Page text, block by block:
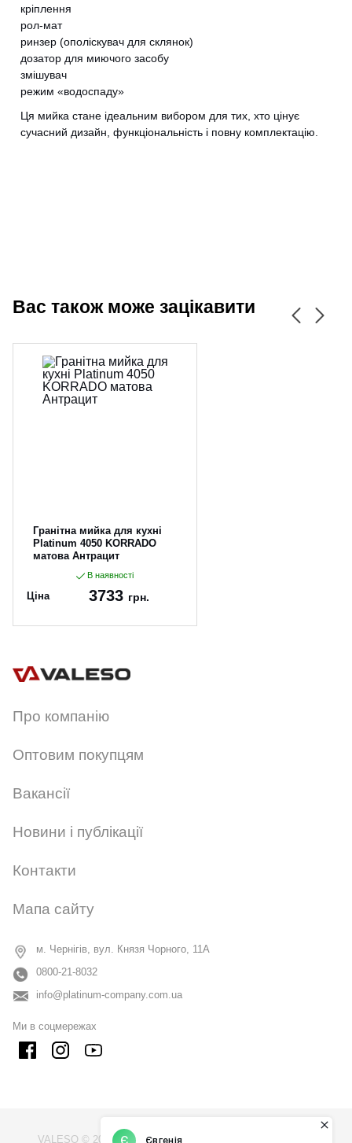
кріплення
рол-мат
ринзер (ополіскувач для склянок)
дозатор для миючого засобу
змішувач
режим «водоспаду»
Ця мийка стане ідеальним вибором для тих, хто цінує
сучасний дизайн, функціональність і повну комплектацію.
Вас також може зацікавити
Гранітна мийка для кухні
Platinum 4050 KORRADO
матова Антрацит
В наявності
Ціна 3733 грн.
Про компанію
Оптовим покупцям
Вакансії
Новини і публікації
Контакти
Мапа сайту
м. Чернігів, вул. Князя Чорного, 11А
0800-21-8032
info@platinum-company.com.ua
Ми в соцмережах
VALESO © 2009 - 2026
OK
CANCEL